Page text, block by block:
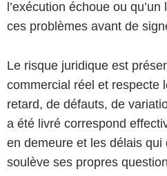
l’exécution échoue ou
ces problèmes avant de
Le risque juridique est
commercial réel et respecte
retard, de défauts, de
a été livré correspond
en demeure et les délais
soulève ses propres